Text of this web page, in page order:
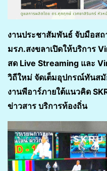
งานประชาสัมพันธ์ จับมือสถ
มรภ.สงขลาเปิดให้บริการ
สด Live Streaming และ
วิถีใหม่ จัดเต็มอุปกรณ์ทันส
งานพีอาร์ภายใต้แนวคิด
ข่าวสาร บริการท้องถิ่น